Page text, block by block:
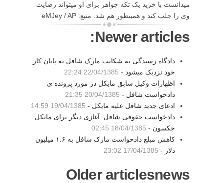
میدانست با خرید یک تکه جواهر برای او میتواند رضایت
وی را جلب کند و همینطور هم شد. منبع: eMJey / AP
Newer articles:
دادگاه رسیدگی به شکایت مارک شافل به پایان کار
خود نزدیک میشود - 22/04/1385 22:24
اظهارات وکیل سابق مایکل در مورد پرونده ی
دادخواست شافل - 20/04/1385 21:35
ادعای جدید شافل علیه مایکل - 19/04/1385 14:59
دادخواست حقوقی شافل: آغازی دیگر برای مایکل
جکسون - 18/04/1385 02:45
کاهش مبلغ دادخواست مارک شافل به ۱.۶ میلیون
دلار - 17/04/1385 23:02
Older articlesnews